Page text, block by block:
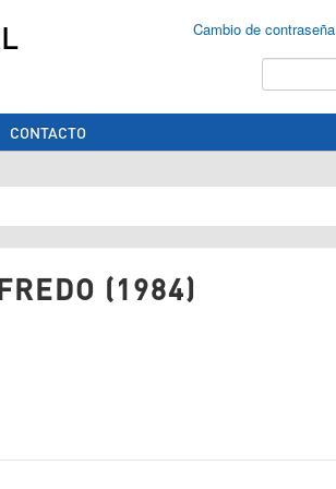
Cambio de contraseña
CONTACTO
(1984)